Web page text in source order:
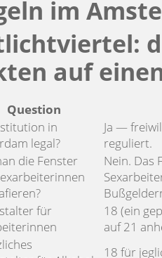
im
auf
Question
in
legal?
Ja —
reguliert.
die Fenster
Nein. Das
für
18 (ein
auf 21
18 für